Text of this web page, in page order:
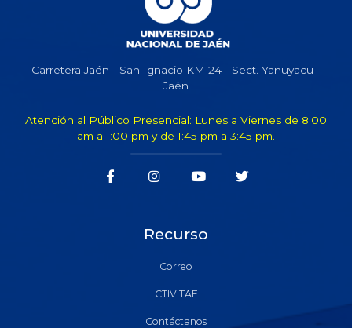
Carretera Jaén - San Ignacio KM 24 - Sect. Yanuyacu -
Jaén
Atención al Público Presencial: Lunes a Viernes de 8:00
am a 1:00 pm y de 1:45 pm a 3:45 pm.
Recurso
Correo
CTIVITAE
Contáctanos